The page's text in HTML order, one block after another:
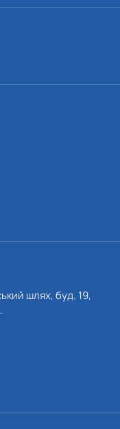
шлях, буд. 19,